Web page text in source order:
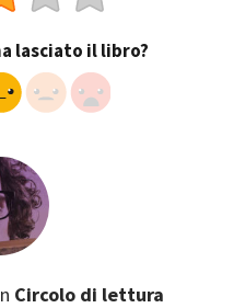
lasciato il libro?
Circolo di lettura